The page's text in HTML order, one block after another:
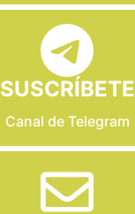
SUSCRÍBETE
Canal de Telegram